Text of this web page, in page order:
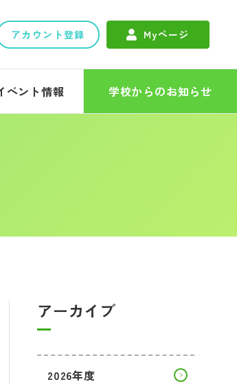
アカウント登録 Myページ
ベント情報 学校からのお知らせ
アーカイブ
2026年度